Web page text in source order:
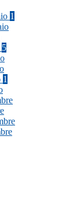
1
5
1